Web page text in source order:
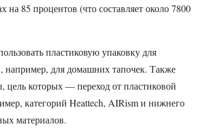
на 85 процентов (что составляет около 7800
пластиковую упаковку для
например, для домашних тапочек. Также
цель которых — переход от пластиковой
категорий Heattech, AIRism и нижнего
материалов.